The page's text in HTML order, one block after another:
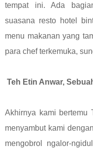
tempat ini. Ada
suasana resto hotel
menu makanan yang
para chef terkemuka,
Teh Etin Anwar,
Akhirnya kami bertemu
menyambut kami
mengobrol ngalor-